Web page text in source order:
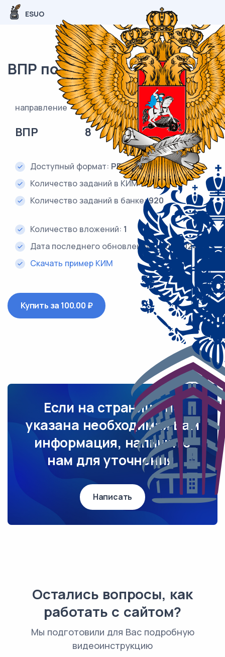
ESUO
ВПР по химии 8 класс
направление
ВПР
класс
8
предмет
Химия
Доступный формат: PDF и DOC (Word)
Количество заданий в КИМ:9
Количество заданий в банке:920
Количество вложений: 1
Дата последнего обновления:15.08.2024
Скачать пример КИМ
Купить за 100.00 ₽
Если на странице не
указана необходимая Вам
информация, напишите
нам для уточнения.
Написать
Остались вопросы, как
работать с сайтом?
Мы подготовили для Вас подробную
видеоинструкцию